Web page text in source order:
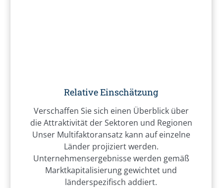
Relative Einschätzung
Verschaffen Sie sich einen Überblick über
die Attraktivität der Sektoren und Regionen
Unser Multifaktoransatz kann auf einzelne
Länder projiziert werden.
Unternehmensergebnisse werden gemäß
Marktkapitalisierung gewichtet und
länderspezifisch addiert.